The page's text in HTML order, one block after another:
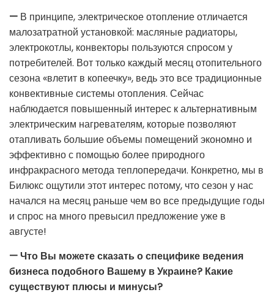
— В принципе, электрическое отопление отличается
малозатратной установкой: масляные радиаторы,
электрокотлы, конвекторы пользуются спросом у
потребителей. Вот только каждый месяц отопительного
сезона «влетит в копеечку», ведь это все традиционные
конвективные системы отопления. Сейчас
наблюдается повышенный интерес к альтернативным
электрическим нагревателям, которые позволяют
отапливать большие объемы помещений экономно и
эффективно с помощью более природного
инфракрасного метода теплопередачи. Конкретно, мы в
Билюкс ощутили этот интерес потому, что сезон у нас
начался на месяц раньше чем во все предыдущие годы
и спрос на много превысил предложение уже в
августе!
— Что Вы можете сказать о специфике ведения
бизнеса подобного Вашему в Украине? Какие
существуют плюсы и минусы?